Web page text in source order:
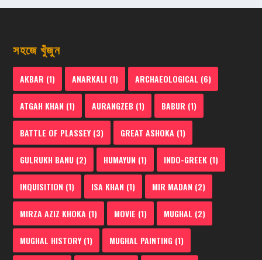
সহজে খুঁজুন
AKBAR (1) ANARKALI (1) ARCHAEOLOGICAL (6)
ATGAH KHAN (1) AURANGZEB (1) BABUR (1)
BATTLE OF PLASSEY(3) GREAT ASHOKA (1)
GULRUKH BANU (2) HUMAYUN (1) INDO-GREEK (1)
INQUISITION (1) ISA KHAN (1) MIR MADAN (2)
MIRZA AZIZ KHOKA (1) MOVIE (1) MUGHAL (2)
MUGHAL HISTORY(1) MUGHAL PAINTING (1)